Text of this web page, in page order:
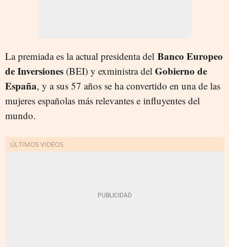
La premiada es la actual presidenta del Banco Europeo
de Inversiones (BEI) y exministra del Gobierno de
España, y a sus 57 años se ha convertido en una de las
mujeres españolas más relevantes e influyentes del
mundo.